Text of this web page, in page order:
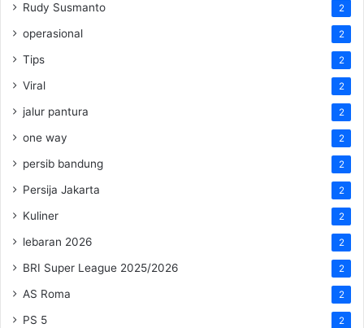
Rudy Susmanto 2
operasional 2
Tips 2
Viral 2
jalur pantura 2
one way 2
persib bandung 2
Persija Jakarta 2
Kuliner 2
lebaran 2026 2
BRI Super League 2025/2026 2
AS Roma 2
PS 5 2